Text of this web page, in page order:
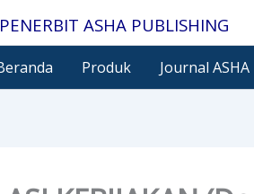
ASHA PUBLISHING
Produk Journal ASHA